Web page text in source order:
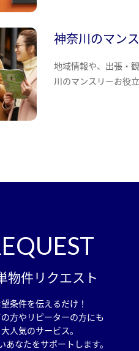
神奈川のマン
地域情報や、出張・
川のマンスリーお役
物件リクエスト
条件を伝えるだけ！
方やリピーターの方にも
大人気のサービス。
あなたをサポートします。